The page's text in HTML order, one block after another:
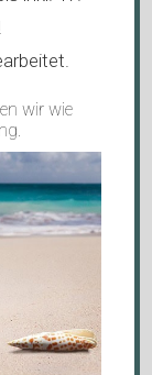
in
3D
wir wie